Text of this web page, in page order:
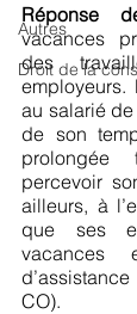
Autres
Droit de la
Réponse
vacances
des
employeurs.
au salarié
de son
percevoir
ailleurs, à
que ses
CO).